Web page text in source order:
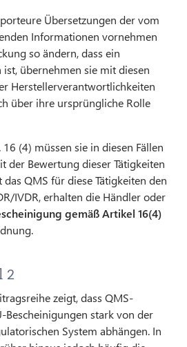
Übersetzungen der vom
Informationen vornehmen
so ändern, dass ein
übernehmen sie mit diesen
Herstellerverantwortlichkeiten
über ihre ursprüngliche Rolle
(4) müssen sie in diesen Fällen
der Bewertung dieser Tätigkeiten
QMS für diese Tätigkeiten den
IVDR, erhalten die Händler oder
gemäß Artikel 16(4)
2
zeigt, dass QMS-
Bescheinigungen stark von der
System abhängen. In